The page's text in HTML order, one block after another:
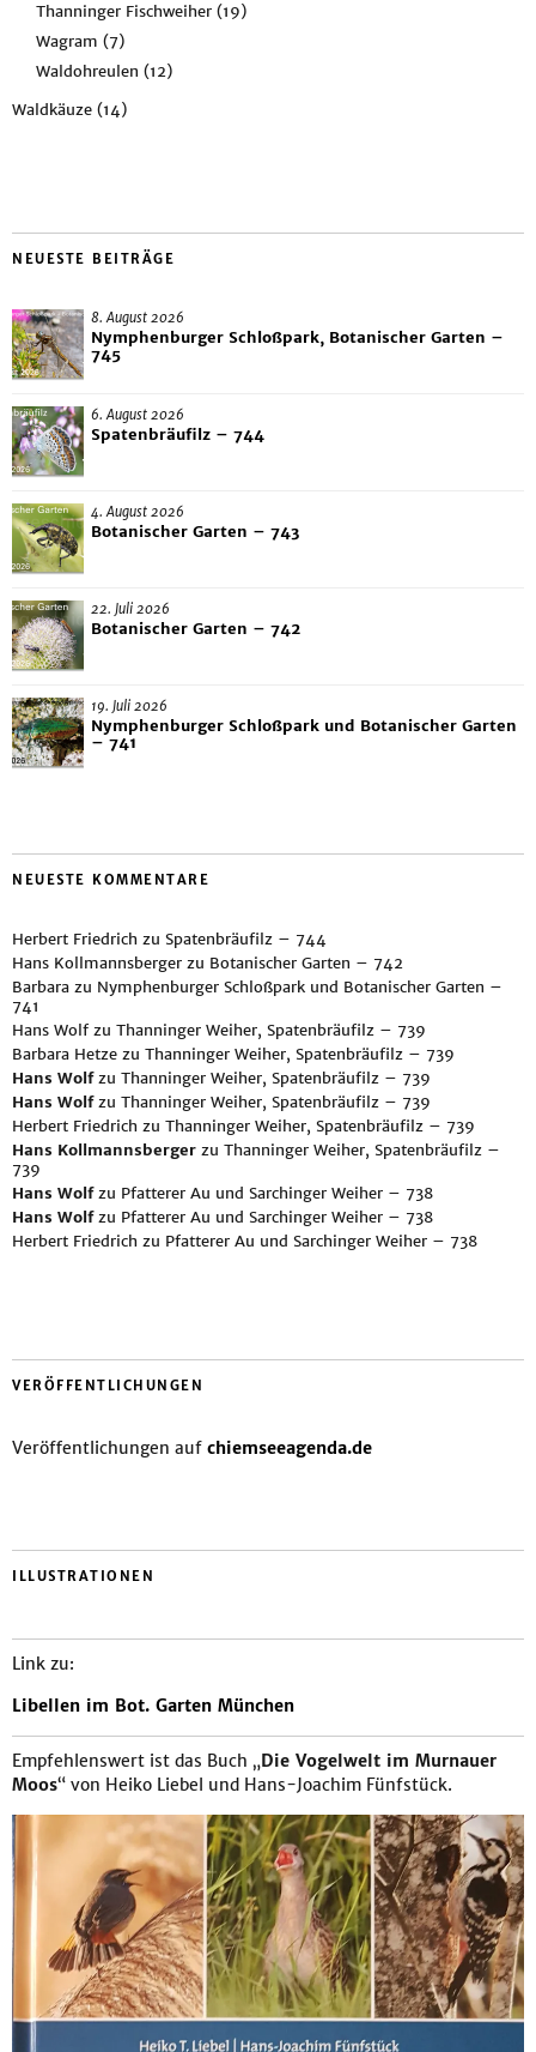
Thanninger Fischweiher (19)
Wagram (7)
Waldohreulen (12)
Waldkäuze (14)
NEUESTE BEITRÄGE
8. August 2026
Nymphenburger Schloßpark, Botanischer Garten –
745
6. August 2026
Spatenbräufilz – 744
4. August 2026
Botanischer Garten – 743
22. Juli 2026
Botanischer Garten – 742
19. Juli 2026
Nymphenburger Schloßpark und Botanischer Garten
– 741
NEUESTE KOMMENTARE
Herbert Friedrich zu Spatenbräufilz – 744
Hans Kollmannsberger zu Botanischer Garten – 742
Barbara zu Nymphenburger Schloßpark und Botanischer Garten –
741
Hans Wolf zu Thanninger Weiher, Spatenbräufilz – 739
Barbara Hetze zu Thanninger Weiher, Spatenbräufilz – 739
Hans Wolfzu Thanninger Weiher, Spatenbräufilz – 739
Hans Wolfzu Thanninger Weiher, Spatenbräufilz – 739
Herbert Friedrich zu Thanninger Weiher, Spatenbräufilz – 739
Hans Kollmannsberger zu Thanninger Weiher, Spatenbräufilz –
739
Hans Wolfzu Pfatterer Au und Sarchinger Weiher – 738
Hans Wolfzu Pfatterer Au und Sarchinger Weiher – 738
Herbert Friedrich zu Pfatterer Au und Sarchinger Weiher – 738
VERÖFFENTLICHUNGEN
Veröffentlichungen auf chiemseeagenda.de
ILLUSTRATIONEN
Link zu:
Libellen im Bot. Garten München
Empfehlenswert ist das Buch „Die Vogelwelt im Murnauer
Moos“ von Heiko Liebel und Hans-Joachim Fünfstück.